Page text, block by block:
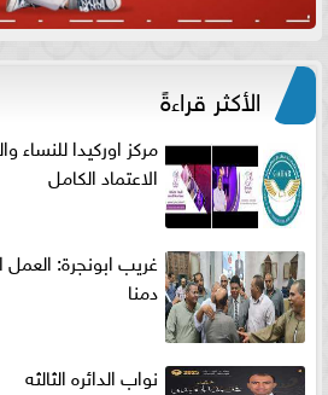
الأكثر قراءةً
مركز اوركيدا
الاعتماد الكامل
غريب ابونجرة:
دمنا
نواب الدائره الثالثه